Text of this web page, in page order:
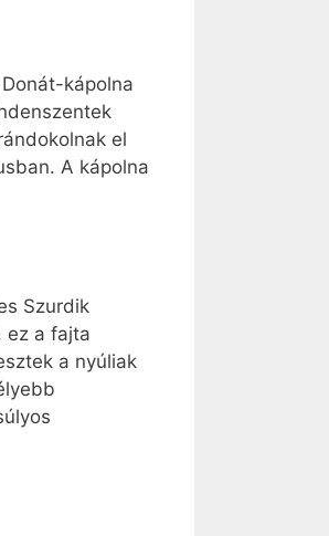
kápolna
el
A kápolna
Szurdik
ez a fajta
a nyúliak